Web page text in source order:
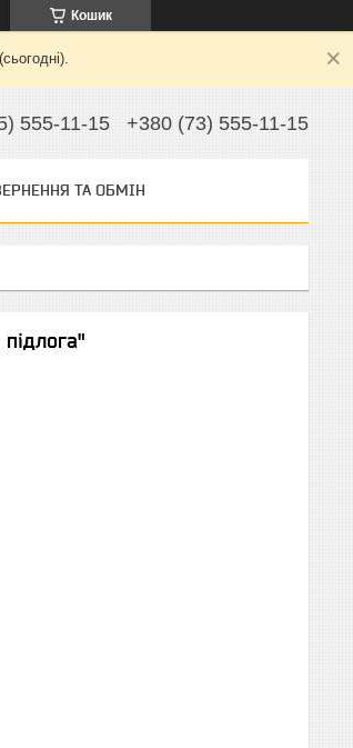
Кошик
555-11-15 +380 (73) 555-11-15
ТА ОБМІН